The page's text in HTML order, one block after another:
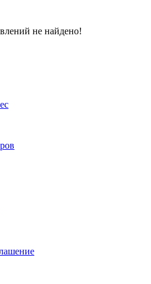
не найдено!